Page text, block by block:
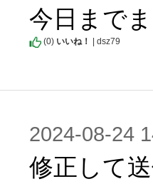
今日まで
(0) いいね！ | dsz79
2024-08-24
修正して